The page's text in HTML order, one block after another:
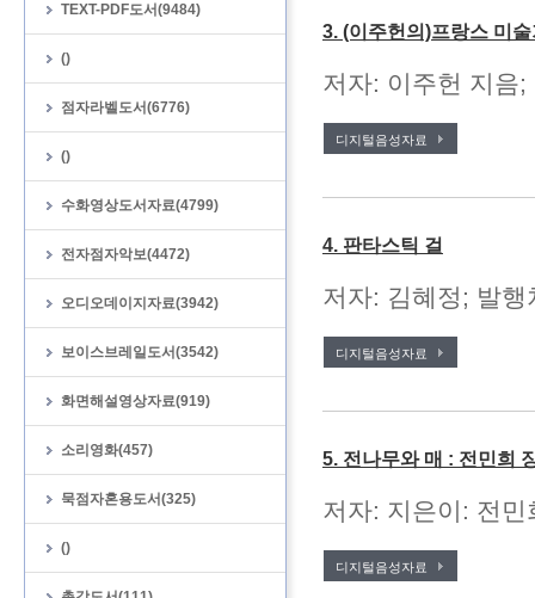
TEXT-PDF도서(9484)
()
점자라벨도서(6776)
()
수화영상도서자료(4799)
전자점자악보(4472)
오디오데이지자료(3942)
보이스브레일도서(3542)
화면해설영상자료(919)
소리영화(457)
묵점자혼용도서(325)
()
3. (이주헌의)프랑스 미
저자: 이주헌 지음
디지털음성자료
4. 판타스틱 걸
저자: 김혜정; 발
디지털음성자료
5. 전나무와 매 : 전민희
저자: 지은이: 전
디지털음성자료